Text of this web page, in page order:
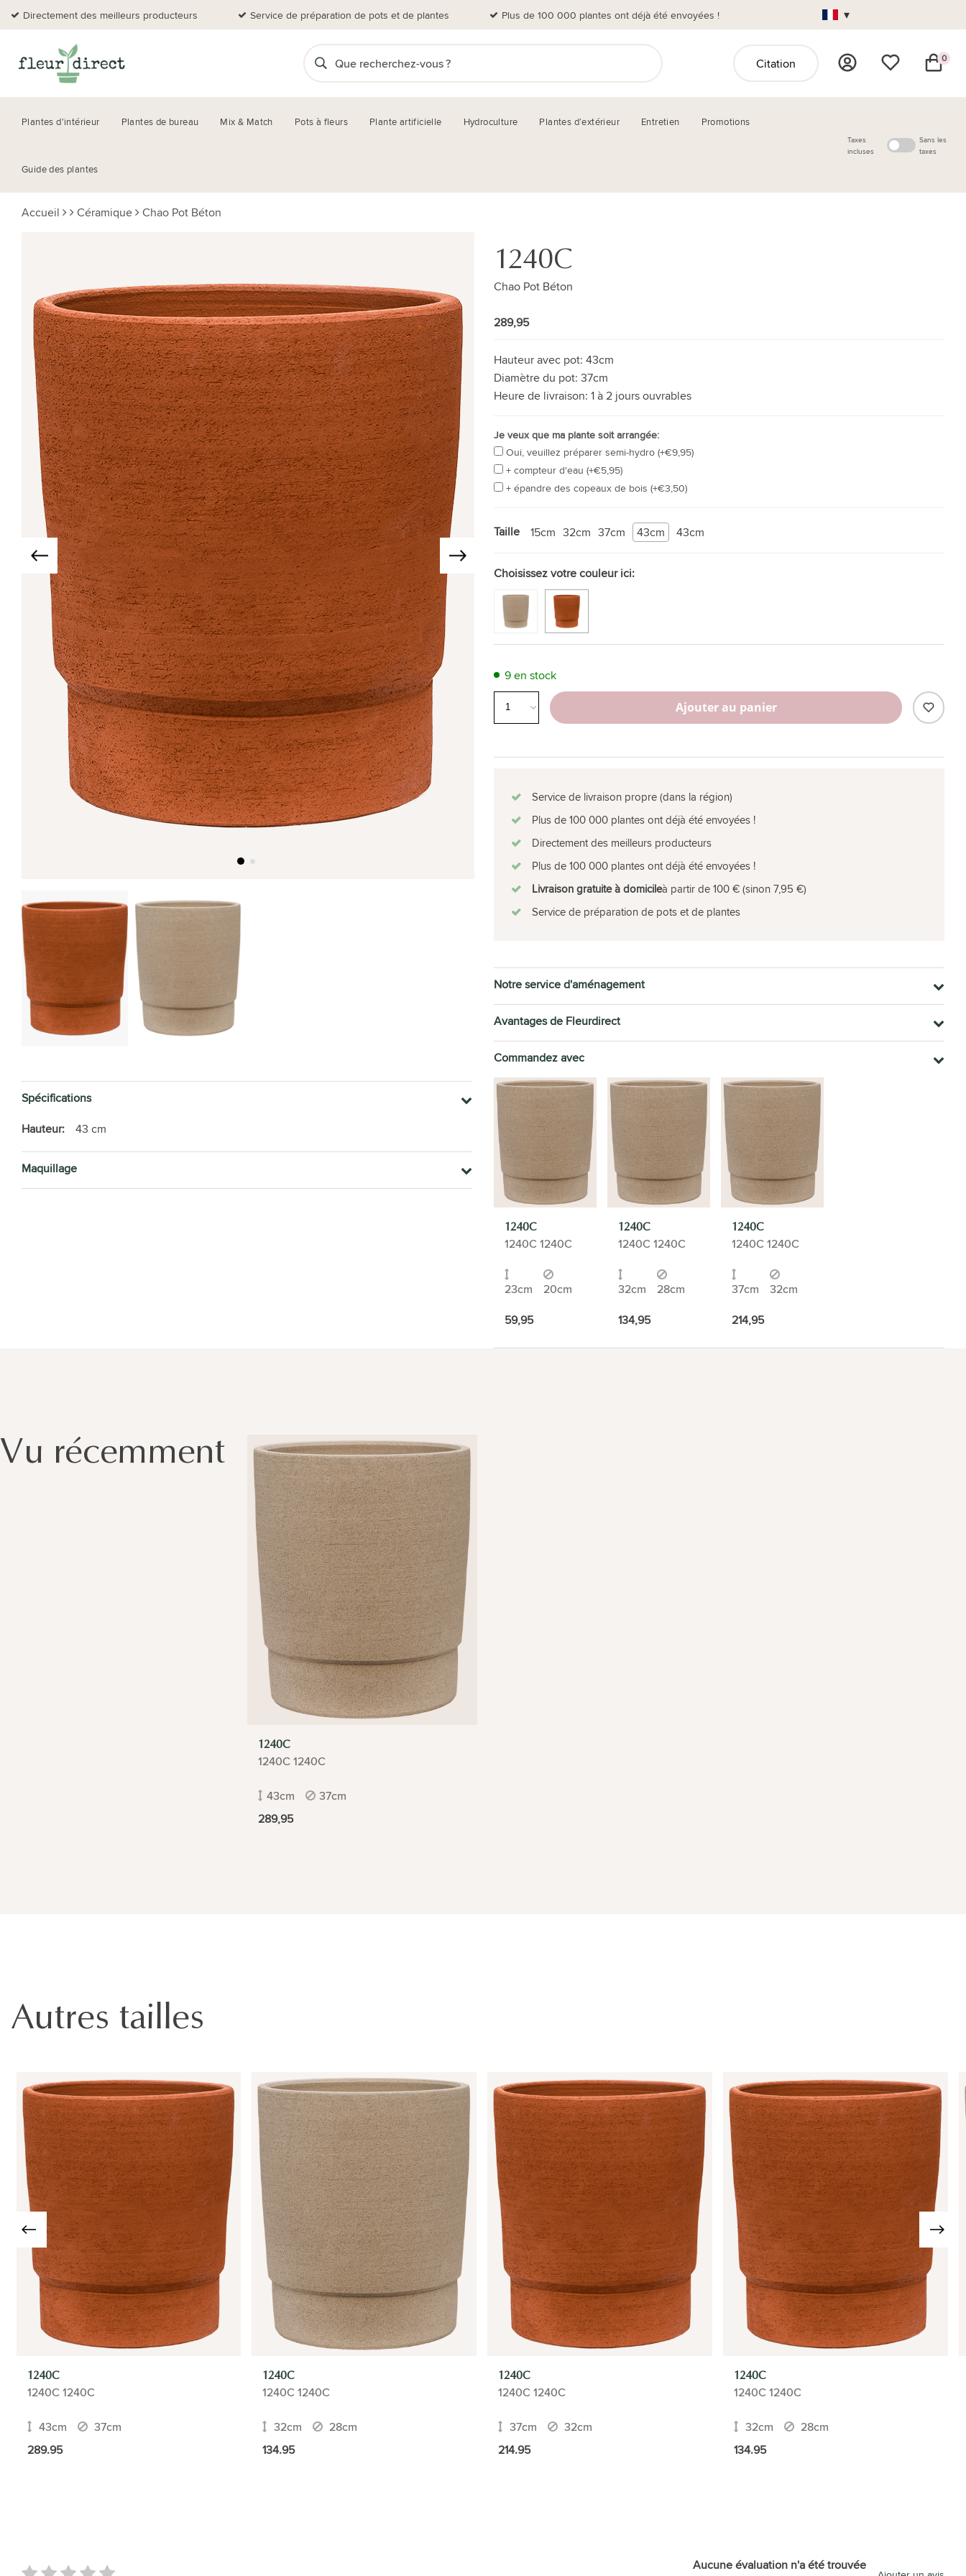
Directement des meilleurs producteurs Service de préparation de pots et de plantes Plus de 100 000 plantes ont déjà été envoyées ! ▾
Citation 0
Plantes d'intérieur Plantes de bureau Mix & Match Pots à fleurs Plante artificielle Hydroculture Plantes d’extérieur Entretien Promotions
Guide des plantes
Taxes
incluses
Sans les
taxes
Accueil Céramique Chao Pot Béton
Spécifications
Hauteur:
43 cm
Maquillage
1240C
Chao Pot Béton
289,95
Hauteur avec pot: 43cm
Diamètre du pot: 37cm
Heure de livraison: 1 à 2 jours ouvrables
Je veux que ma plante soit arrangée:
Oui, veuillez préparer semi-hydro (+€9,95)
+ compteur d'eau (+€5,95)
+ épandre des copeaux de bois (+€3,50)
Taille 43cm
15cm 32cm 37cm 43cm
Choisissez votre couleur ici:
9 en stock
Ajouter au panier
Service de livraison propre (dans la région)
Plus de 100 000 plantes ont déjà été envoyées !
Directement des meilleurs producteurs
Plus de 100 000 plantes ont déjà été envoyées !
Livraison gratuite à domicileà partir de 100 € (sinon 7,95 €)
Service de préparation de pots et de plantes
Notre service d'aménagement
Avantages de Fleurdirect
Commandez avec
1240C
1240C 1240C
23cm
20cm
59,95
1240C
1240C 1240C
32cm
28cm
134,95
1240C
1240C 1240C
37cm
32cm
214,95
Vu récemment
1240C
1240C 1240C
43cm
37cm
289,95
Autres tailles
1240C
1240C 1240C
43cm
37cm
289.95
1240C
1240C 1240C
32cm
28cm
134.95
1240C
1240C 1240C
37cm
32cm
214.95
1240C
1240C 1240C
32cm
28cm
134.95
Aucune évaluation n'a été trouvée